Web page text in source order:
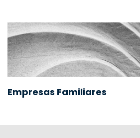
Empresas Familiares